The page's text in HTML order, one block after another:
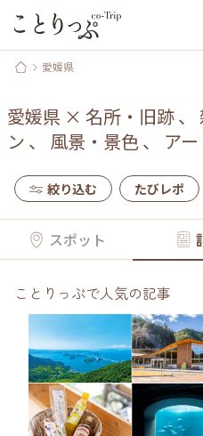
愛媛県
愛媛県 × 名所・旧跡、
ン 、 風景・景色、 ア
絞り込む たびレポ
スポット
ことりっぷで人気の記事